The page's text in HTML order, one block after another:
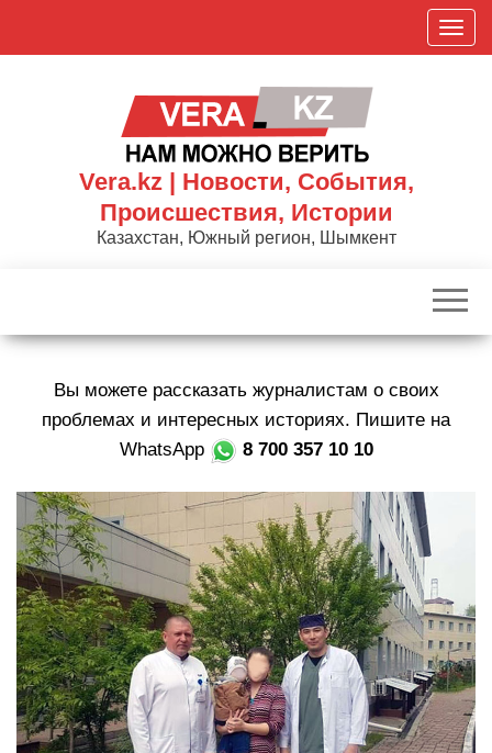
П
о
к
р
ц
и
ю
Vera.kz | Новости, События,
Происшествия, Истории
Казахстан, Южный регион, Шымкент
Вы можете рассказать журналистам о своих
проблемах и интересных историях. Пишите на
WhatsApp
8 700 357 10 10